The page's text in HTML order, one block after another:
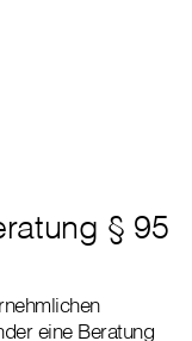
§ 95
eine Beratung